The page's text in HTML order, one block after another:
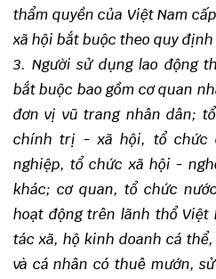
thẩm quyền của Việt Nam
xã hội bắt buộc theo quy
3. Người sử dụng lao động
bắt buộc bao gồm cơ quan
đơn vị vũ trang nhân dân;
chính trị - xã hội, tổ chức
nghiệp, tổ chức xã hội -
khác; cơ quan, tổ chức
hoạt động trên lãnh thổ Việt
tác xã, hộ kinh doanh cá
và cá nhân có thuê mướn,